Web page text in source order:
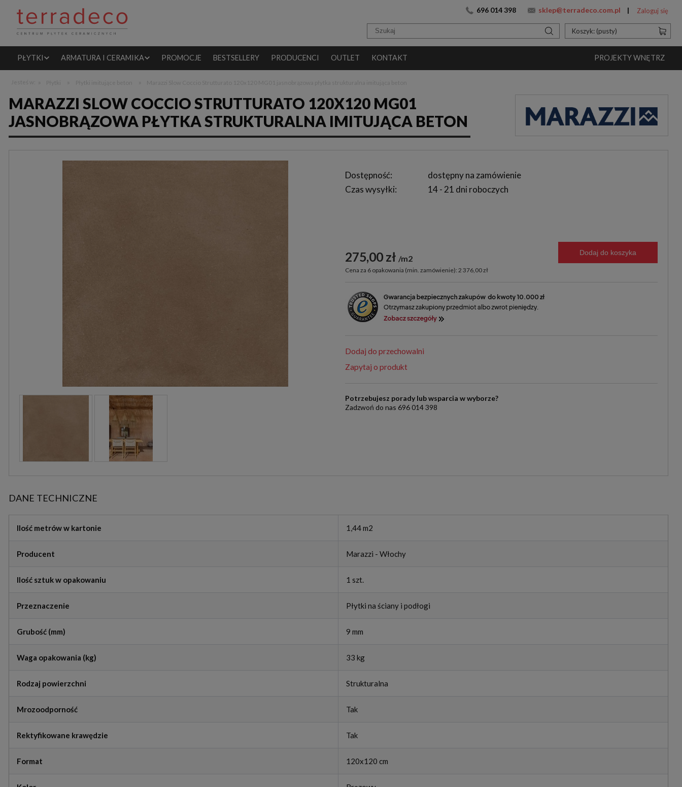
696 014 398 sklep@terradeco.com.pl Zaloguj się
Koszyk: (pusty)
PŁYTKI ARMATURA I CERAMIKA PROMOCJE BESTSELLERY PRODUCENCI OUTLET KONTAKT PROJEKTY WNĘTRZ
MARAZZI SLOW COCCIO STRUTTURATO 120X120 MG01
JASNOBRĄZOWA PŁYTKA STRUKTURALNA IMITUJĄCA BETON
Dostępność:
dostępny na zamówienie
Czas wysyłki:
14 - 21 dni roboczych
275,00 zł m2
Cena za 6 opakowania (min. zamówienie): 2 376,00 zł
Dodaj do koszyka
Dodaj do przechowalni
Zapytaj o produkt
Potrzebujesz porady lub wsparcia w wyborze?
Zadzwoń do nas 696 014 398
DANE TECHNICZNE
Ilość metrów w kartonie 1,44 m2
Producent Marazzi - Włochy
Ilość sztuk w opakowaniu 1 szt.
Przeznaczenie Płytki na ściany i podłogi
Grubość (mm) 9 mm
Waga opakowania (kg) 33 kg
Rodzaj powierzchni Strukturalna
Mrozoodporność Tak
Rektyfikowane krawędzie Tak
Format 120x120 cm